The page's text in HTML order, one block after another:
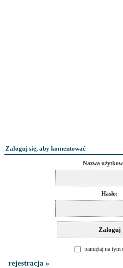
Zaloguj się, aby komentować
Nazwa
Hasło:
pamiętaj na tym
rejestracja »